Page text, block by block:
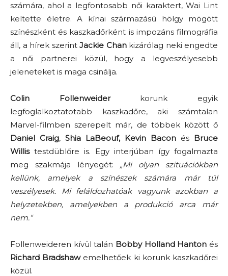
számára, ahol a legfontosabb női karaktert, Wai Lint
keltette életre. A kínai származású hölgy mögött
színészként és kaszkadőrként is impozáns filmográfia
áll, a hírek szerint Jackie Chankizárólag neki engedte
a női partnerei közül, hogy a legveszélyesebb
jeleneteket is maga csinálja.
Colin Follenweiderkorunk egyik
legfoglalkoztatotabb kaszkadőre, aki számtalan
Marvel-filmben szerepelt már, de többek között ő
Daniel Craig, Shia LaBeouf, Kevin Bacon és Bruce
Willistestdüblőre is. Egy interjúban így fogalmazta
meg szakmája lényegét: „Mi olyan szituációkban
kellünk, amelyek a színészek számára már túl
veszélyesek. Mi feláldozhatóak vagyunk azokban a
helyzetekben, amelyekben a produkció arca már
nem.“
Follenweideren kívül talán Bobby Holland Hanton és
Richard Bradshawemelhetőek ki korunk kaszkadőrei
közül.